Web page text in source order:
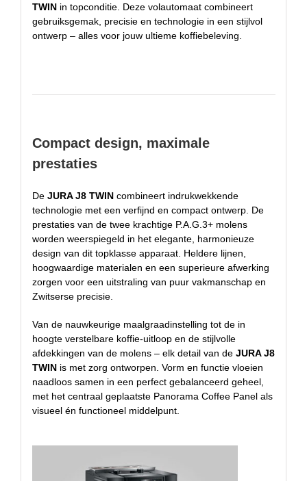
TWINin topconditie. Deze volautomaat combineert
gebruiksgemak, precisie en technologie in een stijlvol
ontwerp – alles voor jouw ultieme koffiebeleving.
Compact design, maximale
prestaties
De JURA J8 TWINcombineert indrukwekkende
technologie met een verfijnd en compact ontwerp. De
prestaties van de twee krachtige P.A.G.3+ molens
worden weerspiegeld in het elegante, harmonieuze
design van dit topklasse apparaat. Heldere lijnen,
hoogwaardige materialen en een superieure afwerking
zorgen voor een uitstraling van puur vakmanschap en
Zwitserse precisie.
Van de nauwkeurige maalgraadinstelling tot de in
hoogte verstelbare koffie-uitloop en de stijlvolle
afdekkingen van de molens – elk detail van de JURA J8
TWINis met zorg ontworpen. Vorm en functie vloeien
naadloos samen in een perfect gebalanceerd geheel,
met het centraal geplaatste Panorama Coffee Panel als
visueel én functioneel middelpunt.